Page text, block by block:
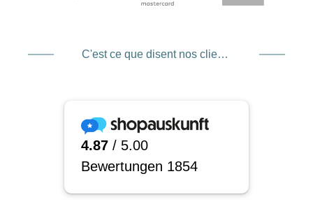
C'est ce que disent nos clients